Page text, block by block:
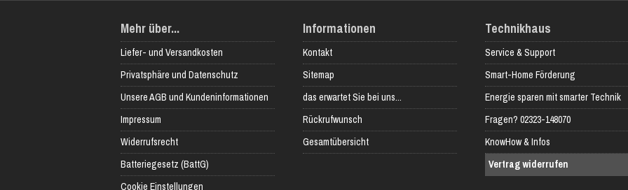
Mehr über...
Liefer- und Versandkosten
Privatsphäre und Datenschutz
Unsere AGB und Kundeninformationen
Impressum
Widerrufsrecht
Batteriegesetz (BattG)
Cookie Einstellungen
Informationen
Kontakt
Sitemap
das erwartet Sie bei uns...
Rückrufwunsch
Gesamtübersicht
Technikhaus
Service & Support
Smart-Home Förderung
Energie sparen mit smarter Technik
Fragen? 02323-148070
KnowHow & Infos
Vertrag widerrufen